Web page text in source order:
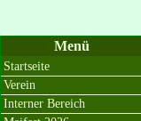
Menü
Startseite
Verein
Interner Bereich